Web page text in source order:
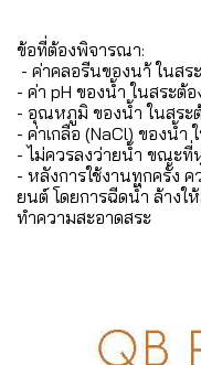
ข้อที่ต้องพิจารณา:
- ค่าคลอรีนของนา้ ในสร
- ค่า pH ของน้ำ ในสระต้
- อุณหภูมิ ของน้ำ ในสระต้
- ค่าเกลือ (NaCl) ของน้ำ
- ไม่ควรลงว่ายน้ำ ขณะที่
- หลังการใช้งานทุกครั้ง
ยนต์ โดยการฉีดน้ำ ล้างใ
ทำความสะอาดสระ